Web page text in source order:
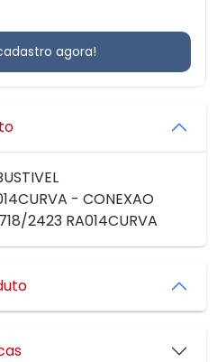
agora!
- CONEXAO
2423 RA014CURVA